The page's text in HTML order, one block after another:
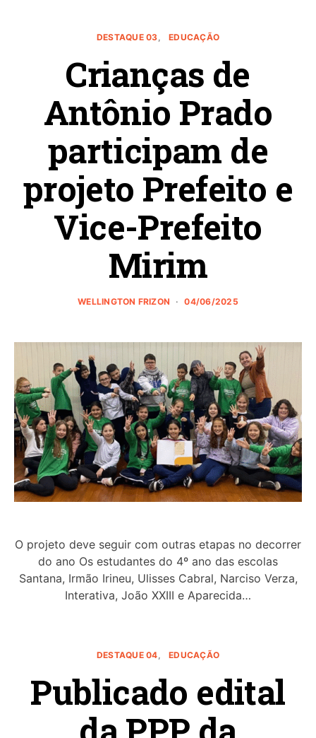
DESTAQUE 03 EDUCAÇÃO
Crianças de
Antônio Prado
participam de
projeto Prefeito e
Vice-Prefeito
Mirim
WELLINGTON FRIZON 04/06/2025
O projeto deve seguir com outras etapas no decorrer
do ano Os estudantes do 4º ano das escolas
Santana, Irmão Irineu, Ulisses Cabral, Narciso Verza,
Interativa, João XXIII e Aparecida…
DESTAQUE 04 EDUCAÇÃO
Publicado edital